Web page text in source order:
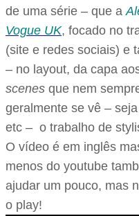
de uma série – que a
Vogue UK, focado no
(site e redes sociais) e
– no layout, da capa
scenes que nem
geralmente se vê –
etc – o trabalho de
O vídeo é em inglês
menos do youtube
ajudar um pouco, mas
o play!